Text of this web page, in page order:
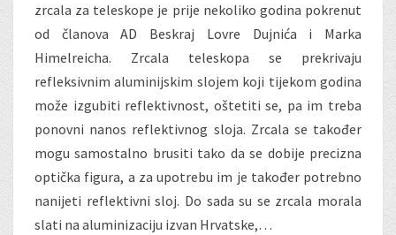
zrcala za teleskope je prije nekoliko godina pokrenut
od članova AD Beskraj Lovre Dujnića i Marka
Himelreicha. Zrcala teleskopa se prekrivaju
refleksivnim aluminijskim slojem koji tijekom godina
može izgubiti reflektivnost, oštetiti se, pa im treba
ponovni nanos reflektivnog sloja. Zrcala se također
mogu samostalno brusiti tako da se dobije precizna
optička figura, a za upotrebu im je također potrebno
nanijeti reflektivni sloj. Do sada su se zrcala morala
slati na aluminizaciju izvan Hrvatske,…